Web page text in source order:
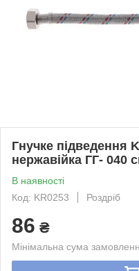
Гнучке підведення
нержавійка ГГ- 040
В наявності
Код: KR0253
Роздріб
86 ₴
Мінімальна сума